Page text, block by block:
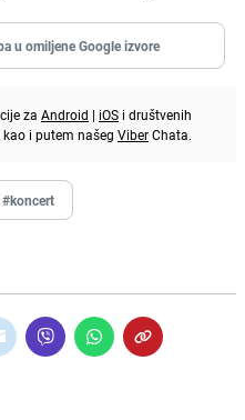
u omiljene Google izvore
za Android | iOS i društvenih
, kao i putem našeg ViberChata.
#koncert